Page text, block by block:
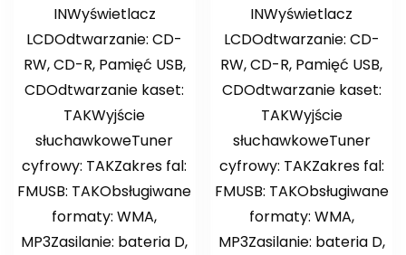
INWyświetlacz
LCDOdtwarzanie: CD-
RW, CD-R, Pamięć USB,
CDOdtwarzanie kaset:
TAKWyjście
słuchawkoweTuner
cyfrowy: TAKZakres fal:
FMUSB: TAKObsługiwane
formaty: WMA,
MP3Zasilanie: bateria D,
INWyświetlacz
LCDOdtwarzanie: CD-
RW, CD-R, Pamięć USB,
CDOdtwarzanie kaset:
TAKWyjście
słuchawkoweTuner
cyfrowy: TAKZakres fal:
FMUSB: TAKObsługiwane
formaty: WMA,
MP3Zasilanie: bateria D,